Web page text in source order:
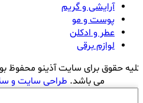
آرایشی و گریم
پوست و مو
عطر و ادکلن
لوازم برقی
کلیه حقوق برای سایت آذینو محفوظ
می باشد. طراحی سایت و